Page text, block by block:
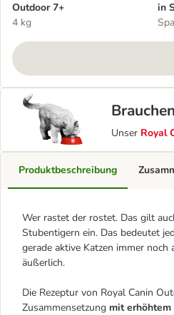
Outdoor 7+
4 kg
in
Unser Royal
Produktbeschreibung
Wer rastet der rostet. Das gilt
Stubentigern ein. Das bedeutet
gerade aktive Katzen immer
äußerlich.
Die Rezeptur von Royal Canin
Zusammensetzung mit